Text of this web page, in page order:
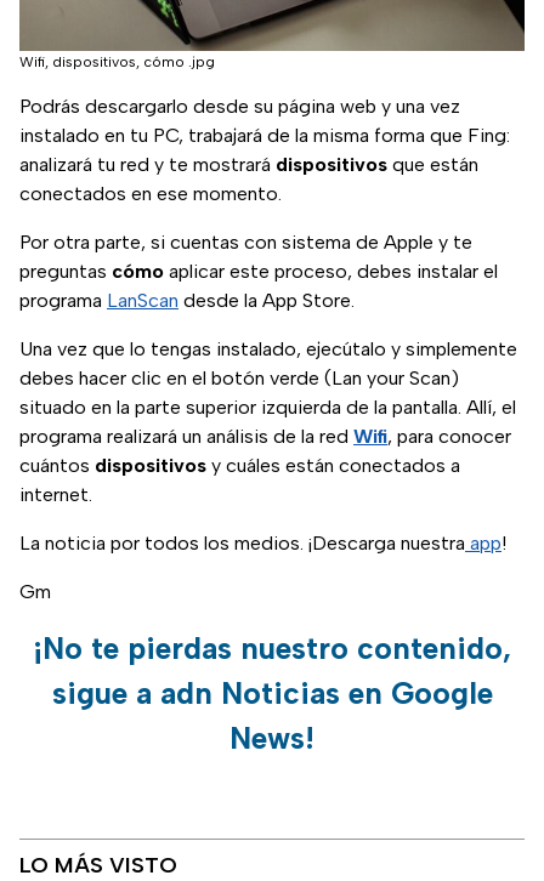
Wifi, dispositivos, cómo .jpg
Podrás descargarlo desde su página web y una vez
instalado en tu PC, trabajará de la misma forma que Fing:
analizará tu red y te mostrará dispositivos que están
conectados en ese momento.
Por otra parte, si cuentas con sistema de Apple y te
preguntas cómo aplicar este proceso, debes instalar el
programa LanScan desde la App Store.
Una vez que lo tengas instalado, ejecútalo y simplemente
debes hacer clic en el botón verde (Lan your Scan)
situado en la parte superior izquierda de la pantalla. Allí, el
programa realizará un análisis de la red Wifi, para conocer
cuántos dispositivos y cuáles están conectados a
internet.
La noticia por todos los medios. ¡Descarga nuestra app!
Gm
¡No te pierdas nuestro contenido,
sigue a adn Noticias en Google
News!
LO MÁS VISTO